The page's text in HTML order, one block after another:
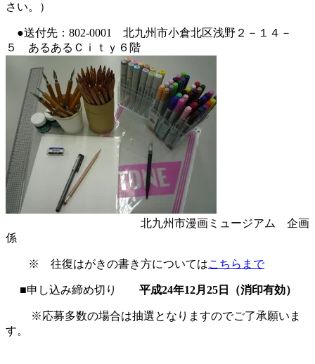
さい。）
●送付先：802-0001 北九州市小倉北区浅野２－１４－
５ あるあるＣｉｔｙ６階
北九州市漫画ミュージアム 企画
係
※ 往復はがきの書き方についてはこちらまで
■申し込み締め切り 平成24年12月25日（消印有効）
※応募多数の場合は抽選となりますのでご了承願いま
す。